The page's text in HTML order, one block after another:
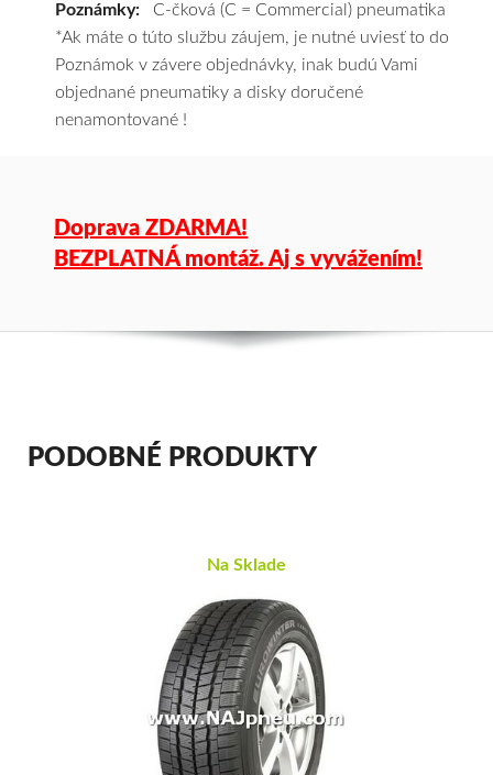
Poznámky: C-čková (C = Commercial) pneumatika
*Ak máte o túto službu záujem, je nutné uviesť to do
Poznámok v závere objednávky, inak budú Vami
objednané pneumatiky a disky doručené
nenamontované !
Doprava ZDARMA!
BEZPLATNÁ montáž. Aj s vyvážením!
PODOBNÉ PRODUKTY
Na Sklade